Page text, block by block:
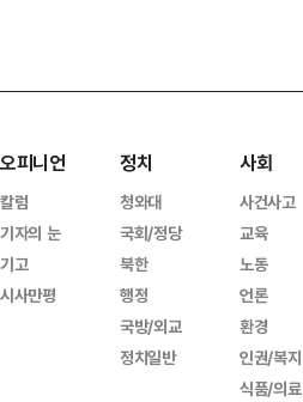
오피니언
칼럼
기자의 눈
기고
시사만평
정치
청와대
국회/정당
북한
행정
국방/외교
정치일반
사회
사건사고
교육
노동
언론
환경
인권/복지
식품/의료